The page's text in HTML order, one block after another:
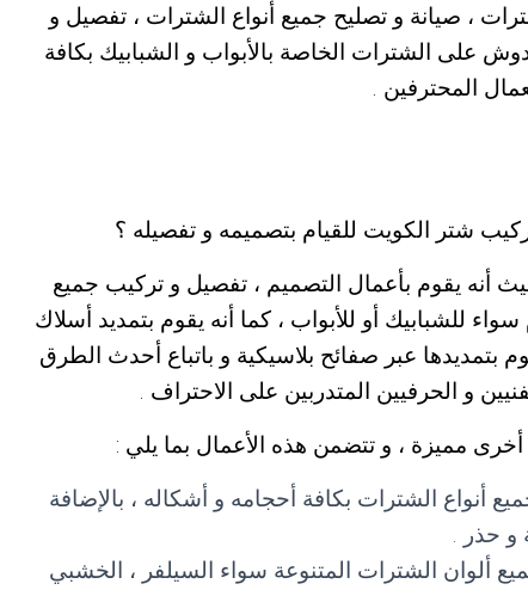
، صيانة و تصليح جميع أنواع الشترات ، تفصيل و
على الشترات الخاصة بالأبواب و الشبابيك بكافة
المحترفين .
شتر الكويت للقيام بتصميمه و تفصيله ؟
أنه يقوم بأعمال التصميم ، تفصيل و تركيب جميع
سواء للشبابيك أو للأبواب ، كما أنه يقوم بتمديد أسلاك
بتمديدها عبر صفائح بلاسيكية و باتباع أحدث الطرق
و الحرفيين المتدربين على الاحتراف .
أخرى مميزة ، و تتضمن هذه الأعمال بما يلي :
الشترات بكافة أحجامه و أشكاله ، بالإضافة
و حذر .
ألوان الشترات المتنوعة سواء السيلفر ، الخشبي